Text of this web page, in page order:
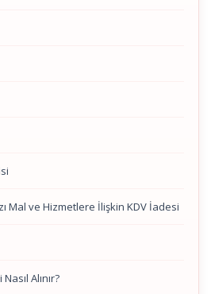
Mal ve Hizmetlere İlişkin KDV İadesi
Alınır?